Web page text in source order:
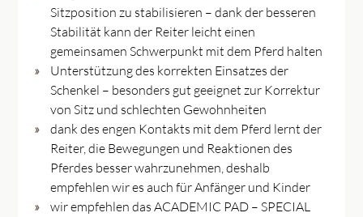
Sitzposition zu stabilisieren – dank der besseren
Stabilität kann der Reiter leicht einen
gemeinsamen Schwerpunkt mit dem Pferd halten
Unterstützung des korrekten Einsatzes der
Schenkel – besonders gut geeignet zur Korrektur
von Sitz und schlechten Gewohnheiten
dank des engen Kontakts mit dem Pferd lernt der
Reiter, die Bewegungen und Reaktionen des
Pferdes besser wahrzunehmen, deshalb
empfehlen wir es auch für Anfänger und Kinder
wir empfehlen das ACADEMIC PAD – SPECIAL